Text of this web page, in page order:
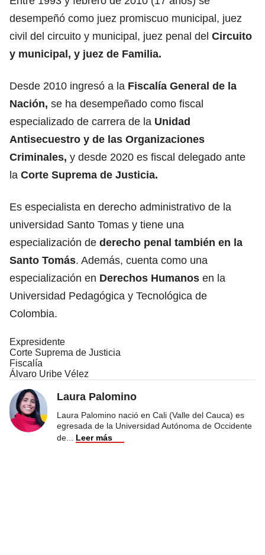
desempeñó como juez promiscuo municipal, juez
civil del circuito y municipal, juez penal del Circuito
y municipal, y juez de Familia.
Desde 2010 ingresó a la Fiscalía General de la
Nación, se ha desempeñado como fiscal
especializado de carrera de la Unidad
Antisecuestro y de las Organizaciones
Criminales, y desde 2020 es fiscal delegado ante
la Corte Suprema de Justicia.
Es especialista en derecho administrativo de la
universidad Santo Tomas y tiene una
especialización de derecho penal también en la
Santo Tomás. Además, cuenta como una
especialización en Derechos Humanos en la
Universidad Pedagógica y Tecnológica de
Colombia.
Expresidente
Corte Suprema de Justicia
Fiscalía
Álvaro Uribe Vélez
Laura Palomino
Laura Palomino nació en Cali (Valle del Cauca) es
egresada de la Universidad Autónoma de Occidente
de
Leer más